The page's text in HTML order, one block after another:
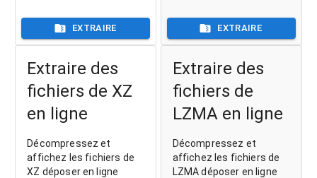
EXTRAIRE EXTRAIRE
Extraire des
fichiers de XZ
en ligne
Décompressez et
affichez les fichiers de
XZ déposer en ligne
Extraire des
fichiers de
LZMA en ligne
Décompressez et
affichez les fichiers de
LZMA déposer en ligne